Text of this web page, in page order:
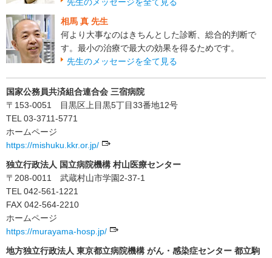
相馬 真 先生
何より大事なのはきちんとした診断、総合的判断で
す。最小の治療で最大の効果を得るためです。
先生のメッセージを全て見る
国家公務員共済組合連合会 三宿病院
〒153-0051 目黒区上目黒5丁目33番地12号
TEL 03-3711-5771
ホームページ
https://mishuku.kkr.or.jp/
独立行政法人 国立病院機構 村山医療センター
〒208-0011 武蔵村山市学園2-37-1
TEL 042-561-1221
FAX 042-564-2210
ホームページ
https://murayama-hosp.jp/
地方独立行政法人 東京都立病院機構 がん・感染症センター 都立駒